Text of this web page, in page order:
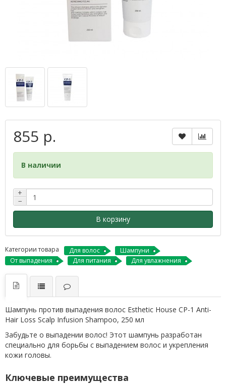
855 р.
В наличии
+
−
В корзину
Категории товара Для волос
Шампуни
От выпадения
Для питания Для увлажнения
Шампунь против выпадения волос Esthetic House CP-1 Anti-
Hair Loss Scalp Infusion Shampoo, 250 мл
Забудьте о выпадении волос! Этот шампунь разработан
специально для борьбы с выпадением волос и укрепления
кожи головы.
Ключевые преимущества